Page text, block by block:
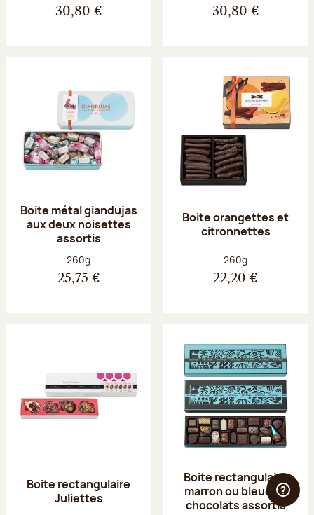
30,80 € 30,80 €
Boite métal giandujas
aux deux noisettes
assortis
Poids net :
260g
25,75 €
Boite orangettes et
citronnettes
Poids net :
260g
22,20 €
Boite rectangulaire
Juliettes
Boite rectangulaire
marron ou bleue 23
chocolats assortis